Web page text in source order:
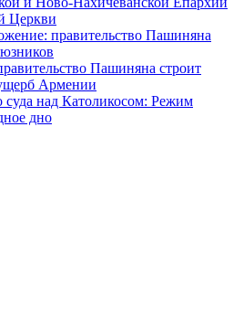
Церкви
правительство Пашиняна
Пашиняна строит
Армении
суда над Католикосом: Режим
дно